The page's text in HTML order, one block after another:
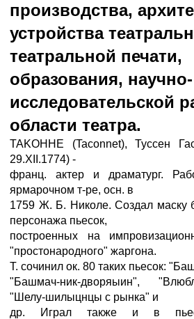
производства,
устройства
театральной печати,
образования, научно-
исследовательской
области театра.
TAKOHHE (Taconnet), Туссен
29.XII.1774) -
франц. актер и драматург.
ярмарочном т-ре, осн. в
1759 Ж. Б. Николе. Создал маску
персонажа пьесок,
построенных на
"простонародного" жаргона.
Т. сочинил ок. 80 таких пьесок:
"Башмач-ник-дворяыин",
"Шелу-шилыцнцы с рынка" и
др. Играл также и в